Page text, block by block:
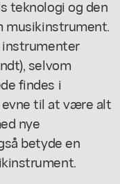
teknologi og den
musikinstrument.
instrumenter
selvom
findes i
til at være alt
nye
betyde en